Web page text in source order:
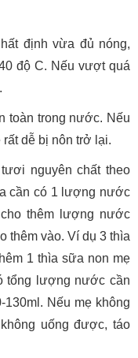
định vừa đủ nóng,
độ C. Nếu vượt quá
toàn trong nước. Nếu
dễ bị nôn trở lại.
nguyên chất theo
cần có 1 lượng nước
thêm lượng nước
thêm vào. Ví dụ 3 thìa
1 thìa sữa non mẹ
tổng lượng nước cần
Nếu mẹ không
uống được, táo